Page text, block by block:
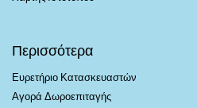
Περισσότερα
Ευρετήριο Κατασκευαστών
Αγορά Δωροεπιταγής